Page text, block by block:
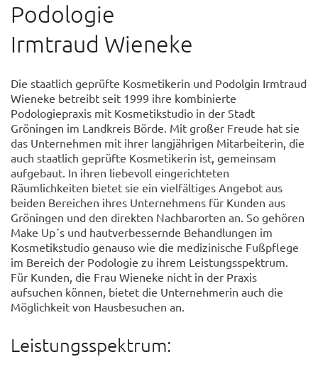
Podologie
Irmtraud Wieneke
Die staatlich geprüfte Kosmetikerin und Podolgin Irmtraud
Wieneke betreibt seit 1999 ihre kombinierte
Podologiepraxis mit Kosmetikstudio in der Stadt
Gröningen im Landkreis Börde. Mit großer Freude hat sie
das Unternehmen mit ihrer langjährigen Mitarbeiterin, die
auch staatlich geprüfte Kosmetikerin ist, gemeinsam
aufgebaut. In ihren liebevoll eingerichteten
Räumlichkeiten bietet sie ein vielfältiges Angebot aus
beiden Bereichen ihres Unternehmens für Kunden aus
Gröningen und den direkten Nachbarorten an. So gehören
Make Up´s und hautverbessernde Behandlungen im
Kosmetikstudio genauso wie die medizinische Fußpflege
im Bereich der Podologie zu ihrem Leistungsspektrum.
Für Kunden, die Frau Wieneke nicht in der Praxis
aufsuchen können, bietet die Unternehmerin auch die
Möglichkeit von Hausbesuchen an.
Leistungsspektrum: